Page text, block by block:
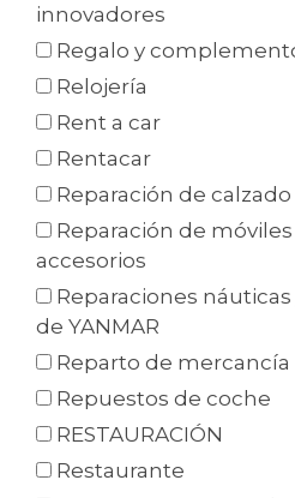
innovadores
Regalo y
Relojería
Rent a car
Rentacar
Reparación de calzado
Reparación de
accesorios
Reparaciones
de YANMAR
Reparto de mercancía
Repuestos de coche
RESTAURACIÓN
Restaurante